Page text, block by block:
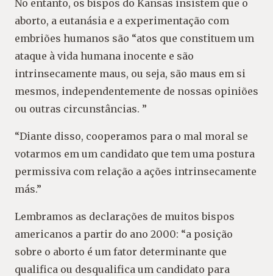
No entanto, os bispos do Kansas insistem que o
aborto, a eutanásia e a experimentação com
embriões humanos são “atos que constituem um
ataque à vida humana inocente e são
intrinsecamente maus, ou seja, são maus em si
mesmos, independentemente de nossas opiniões
ou outras circunstâncias. ”
“Diante disso, cooperamos para o mal moral se
votarmos em um candidato que tem uma postura
permissiva com relação a ações intrinsecamente
más.”
Lembramos as declarações de muitos bispos
americanos a partir do ano 2000: “a posição
sobre o aborto é um fator determinante que
qualifica ou desqualifica um candidato para